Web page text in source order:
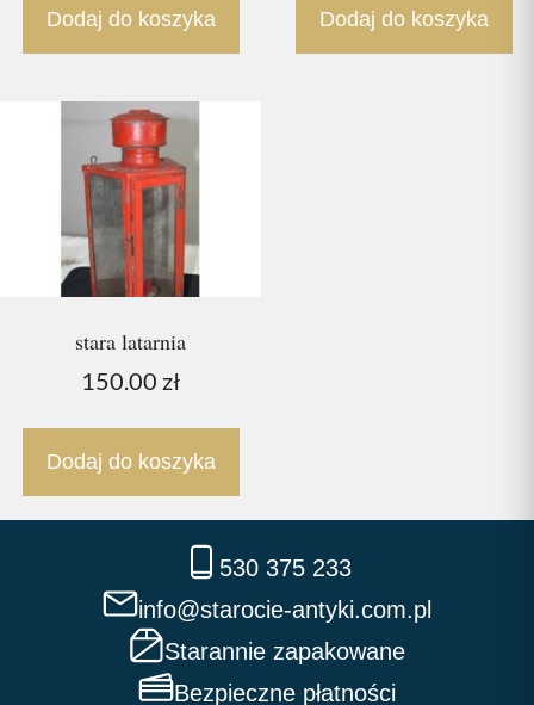
Dodaj do koszyka Dodaj do koszyka
stara latarnia
150.00 zł
Dodaj do koszyka
530 375 233
info@starocie-antyki.com.pl
Starannie zapakowane
Bezpieczne płatności